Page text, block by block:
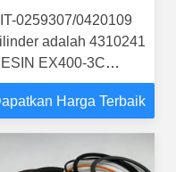
0259307/0420109
adalah 4310241
EX400-3C
BOOM ARM
Harga Terbaik